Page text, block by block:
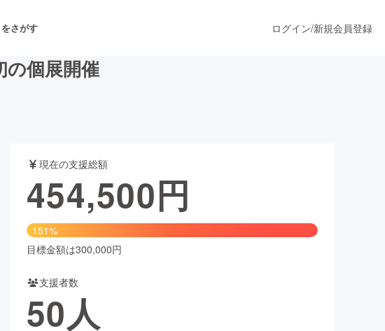
さがす
ォーマンス
食店 ファッション
画
ー・ヘルスケア
ログイン/新規会員登録
の個展開催
現在の支援総額
454,500円
151%
目標金額は300,000円
支援者数
50人